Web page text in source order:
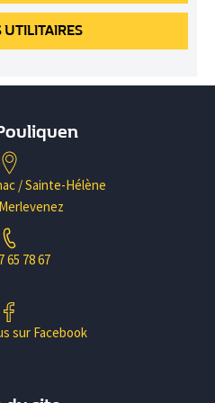
UTILITAIRES
/ Sainte-Hélène
65 78 67
sur Facebook